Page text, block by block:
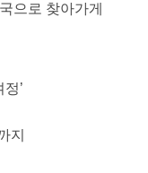
으로 찾아가게
’
지